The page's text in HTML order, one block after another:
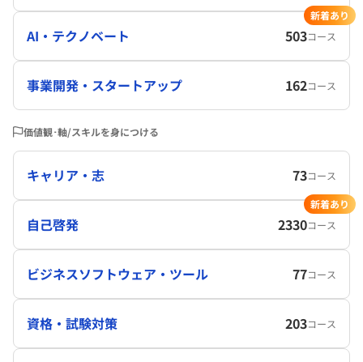
AI・テクノベート 503コース
新着あり
事業開発・スタートアップ 162コース
価値観･軸/スキルを身につける
キャリア・志 73コース
自己啓発 2330コース
新着あり
ビジネスソフトウェア・ツール 77コース
資格・試験対策 203コース